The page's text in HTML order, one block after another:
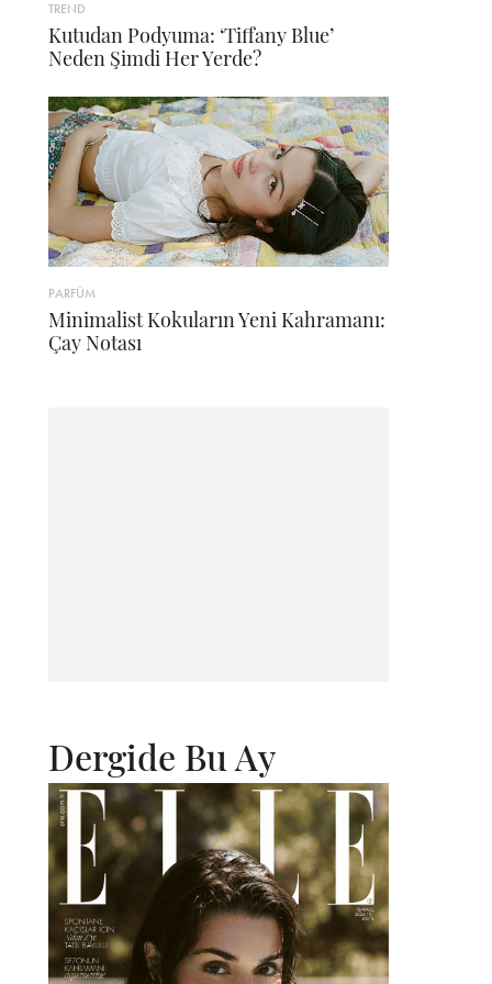
TREND
Kutudan Podyuma: ‘Tiffany Blue’
Neden Şimdi Her Yerde?
PARFÜM
Minimalist Kokuların Yeni Kahramanı:
Çay Notası
Dergide Bu Ay